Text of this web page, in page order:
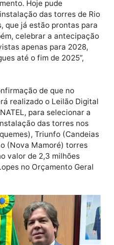
nos últimos dois anos
aos distritos que há
Hoje pude
que já estão prontas
celebrar a
apenas para 2028,
até o fim de 2025”,
de que no
será realizado o Leilão
instalação das torres nos
Triunfo
(Nova Mamoré) torres
no valor de 2,3 milhões